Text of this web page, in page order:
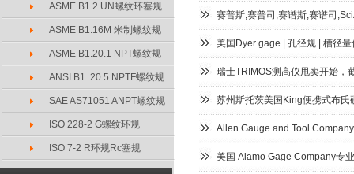
ASME B1.2 UN螺纹环塞规
ASME B1.16M 米制螺纹规
ASME B1.20.1 NPT螺纹规
ANSI B1. 20.5 NPTF螺纹规
SAE AS71051 ANPT螺纹规
ISO 228-2 G螺纹环规
ISO 7-2 R环规Rc塞规
赛普斯,赛普司,赛谱斯,赛谱司
美国Dyer gage | 孔径规 | 槽径
瑞士TRIMOS测高仪甩卖开始，
苏州斯托茨美国King便携式布氏
Allen Gauge and Tool
美国 Alamo Gage Company专